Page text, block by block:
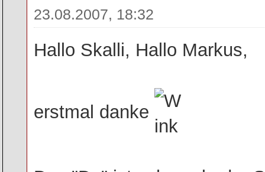
23.08.2007, 18:32
Hallo Skalli, Hallo Markus,
erstmal danke